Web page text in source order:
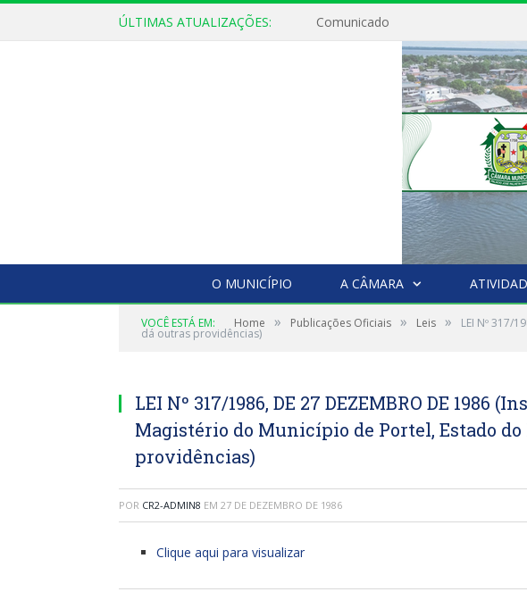
ÚLTIMAS ATUALIZAÇÕES: Comunicado
O MUNICÍPIO A CÂMARA
VOCÊ ESTÁ EM: Home » Publicações Oficiais » Leis » LEI Nº 317/
dá outras providências)
LEI Nº 317/1986, DE 27 DEZEMBRO DE 1986
Magistério do Município de Portel, Estado do
providências)
POR CR2-ADMIN8 EM 27 DE DEZEMBRO DE 1986
Clique aqui para visualizar